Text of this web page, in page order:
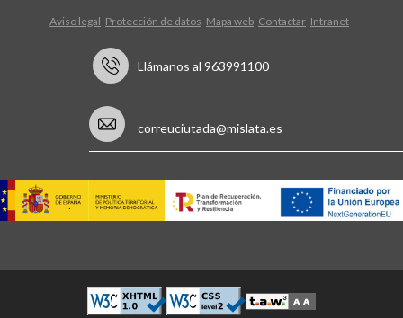
Aviso legal Protección de datos Mapa web Contactar Intranet
Llámanos al 963991100
correuciutada@mislata.es